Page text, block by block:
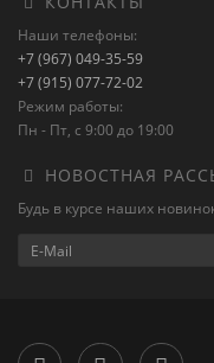
Наши телефоны:
+7 (967) 049-35-59
+7 (915) 077-72-02
Режим работы:
Пн - Пт, с 9:00 до 19:00
НОВОСТНАЯ
Будь в курсе наших